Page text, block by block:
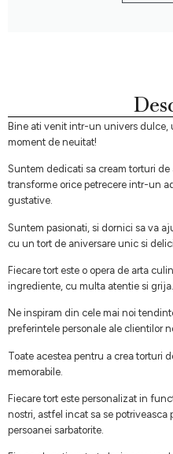
Bine ati venit intr-un univers dulce,
moment de neuitat!
Suntem dedicati sa cream torturi de
transforme orice petrecere intr-un
gustative.
Suntem pasionati, si dornici sa va
cu un tort de aniversare unic si
Fiecare tort este o opera de arta
ingrediente, cu multa atentie si grija.
Ne inspiram din cele mai noi
preferintele personale ale clientilor
Toate acestea pentru a crea torturi
memorabile.
Fiecare tort este personalizat in
nostri, astfel incat sa se
persoanei sarbatorite.